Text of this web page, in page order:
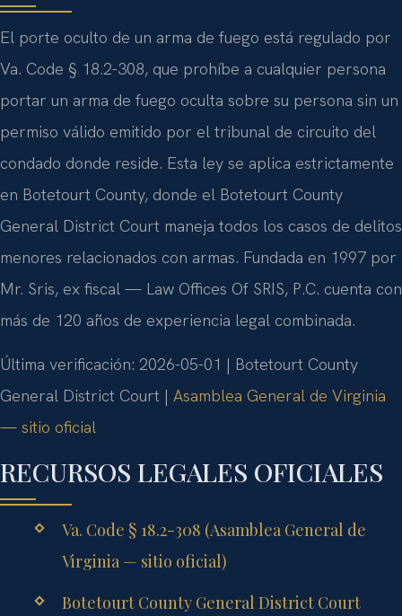
El porte oculto de un arma de fuego está regulado por
Va. Code § 18.2-308, que prohíbe a cualquier persona
portar un arma de fuego oculta sobre su persona sin un
permiso válido emitido por el tribunal de circuito del
condado donde reside. Esta ley se aplica estrictamente
en Botetourt County, donde el Botetourt County
General District Court maneja todos los casos de delitos
menores relacionados con armas. Fundada en 1997 por
Mr. Sris, ex fiscal — Law Offices Of SRIS, P.C. cuenta con
más de 120 años de experiencia legal combinada.
Última verificación: 2026-05-01 | Botetourt County
General District Court | Asamblea General de Virginia
— sitio oficial
RECURSOS LEGALES OFICIALES
Va. Code § 18.2-308 (Asamblea General de
Virginia — sitio oficial)
Botetourt County General District Court